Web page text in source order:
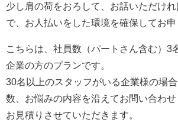
少し肩の荷をおろして、お話いただけ
で、お人払いをした環境を確保してお申
こちらは、社員数（パートさん含む）3
企業の方のプランです。
30名以上のスタッフがいる企業様の場
数、お悩みの内容を沿えてお問い合わせ
お見積りさせていただきます。